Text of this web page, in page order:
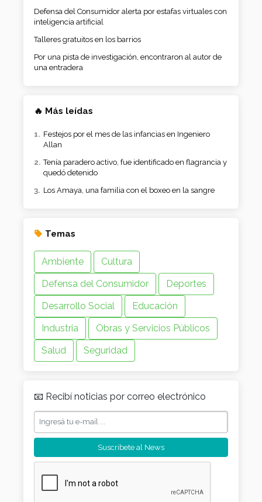
Defensa del Consumidor alerta por estafas virtuales con
inteligencia artificial
Talleres gratuitos en los barrios
Por una pista de investigación, encontraron al autor de
una entradera
🔥 Más leídas
Festejos por el mes de las infancias en Ingeniero
Allan
Tenía paradero activo, fue identificado en flagrancia y
quedó detenido
Los Amaya, una familia con el boxeo en la sangre
Temas
Ambiente
Cultura
Defensa del Consumidor
Deportes
Desarrollo Social
Educación
Industria
Obras y Servicios Públicos
Salud
Seguridad
📧 Recibí noticias por correo electrónico